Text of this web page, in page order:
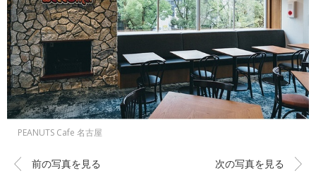
PEANUTS Cafe 名古屋
前の写真を見る 次の写真を見る